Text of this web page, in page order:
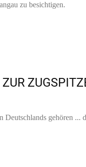
zu besichtigen.
Deutschlands gehören ...